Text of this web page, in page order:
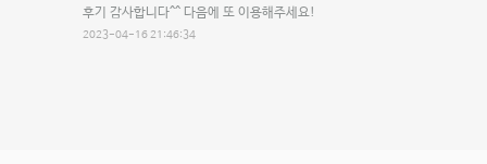
후기 감사합니다^^ 다음에 또 이용해주세요!
2023-04-16 21:46:34